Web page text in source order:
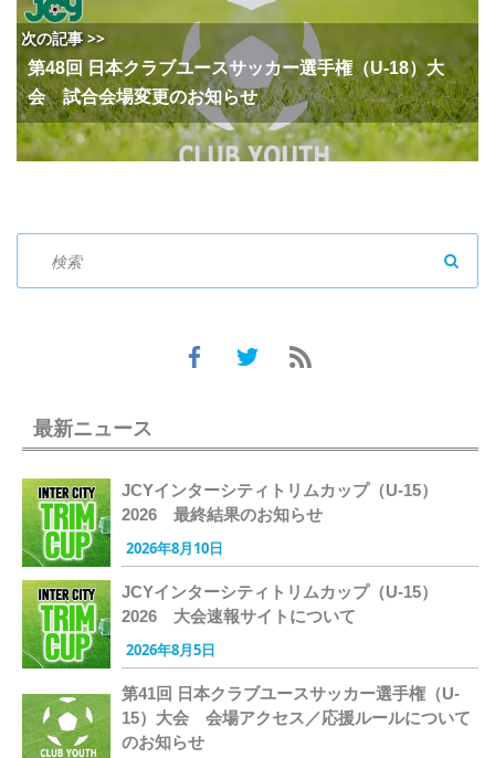
次の記事 >>
第48回 日本クラブユースサッカー選手権（U-18）大
会 試合会場変更のお知らせ
最新ニュース
JCYインターシティトリムカップ（U-15）
2026 最終結果のお知らせ
2026年8月10日
JCYインターシティトリムカップ（U-15）
2026 大会速報サイトについて
2026年8月5日
第41回 日本クラブユースサッカー選手権（U-
15）大会 会場アクセス／応援ルールについて
のお知らせ